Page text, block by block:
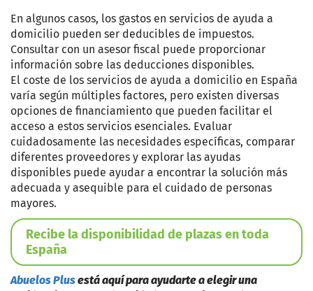
En algunos casos, los gastos en servicios de ayuda a
domicilio pueden ser deducibles de impuestos.
Consultar con un asesor fiscal puede proporcionar
información sobre las deducciones disponibles.
El coste de los servicios de ayuda a domicilio en España
varía según múltiples factores, pero existen diversas
opciones de financiamiento que pueden facilitar el
acceso a estos servicios esenciales. Evaluar
cuidadosamente las necesidades específicas, comparar
diferentes proveedores y explorar las ayudas
disponibles puede ayudar a encontrar la solución más
adecuada y asequible para el cuidado de personas
mayores.
Recibe la disponibilidad de plazas en toda
España
Abuelos Plusestá aquí para ayudarte a elegir una